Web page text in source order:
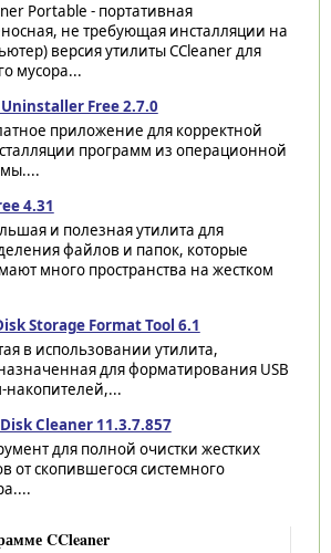
Portable - портативная
не требующая инсталляции на
версия утилиты CCleaner для
мусора...
Uninstaller Free 2.7.0
приложение для корректной
программ из операционной
4.31
и полезная утилита для
файлов и папок, которые
много пространства на жестком
Storage Format Tool 6.1
в использовании утилита,
для форматирования USB
Cleaner 11.3.7.857
для полной очистки жестких
от скопившегося системного
CCleaner